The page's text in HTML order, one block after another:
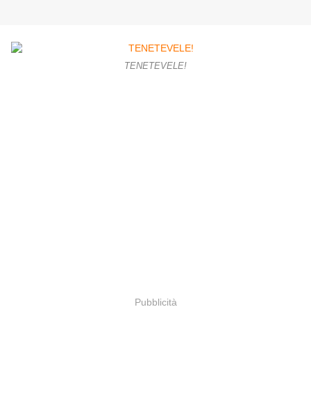
TENETEVELE!
Pubblicità